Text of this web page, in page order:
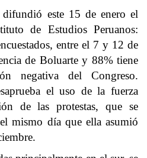
este 15 de enero el
de Estudios Peruanos:
entre el 7 y 12 de
de Boluarte y 88% tiene
negativa del Congreso.
el uso de la fuerza
de las protestas, que se
mismo día que ella asumió